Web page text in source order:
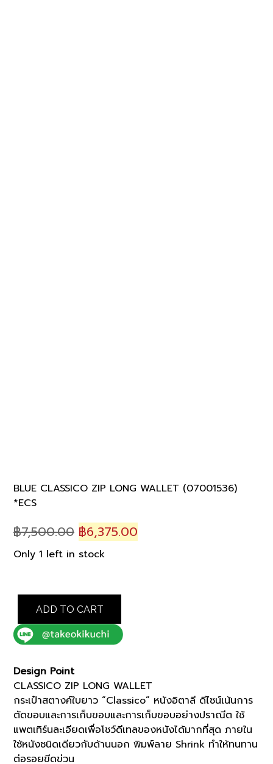
BLUE CLASSICO ZIP LONG WALLET (07001536)
*ECS
฿7,500.00 Original
price
฿6,375.00
Only 1 left in stock
BLUE
CLASSICO
ZIP
LONG
(07001536)
*ECS
quantity
ADD TO CART
Design Point
CLASSICO ZIP LONG WALLET
กระเป๋าสตางค์ใบยาว “Classico” หนังอิตาลี ดีไซน์เน้นการ
ตัดขอบและการเก็บขอบและการเก็บขอบอย่างปราณีต ใช้
แพตเทิร์นละเอียดเพื่อโชว์ดีเทลของหนังได้มากที่สุด ภายใน
ใช้หนังชนิดเดียวกับด้านนอก พิมพ์ลาย Shrink ทำให้ทนทาน
ต่อรอยขีดข่วน